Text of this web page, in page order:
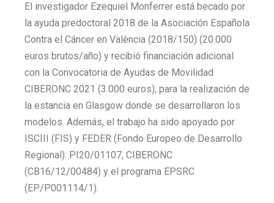
El investigador Ezequiel Monferrer está becado por
la ayuda predoctoral 2018 de la Asociación Española
Contra el Cáncer en València (2018/150) (20.000
euros brutos/año) y recibió financiación adicional
con la Convocatoria de Ayudas de Movilidad
CIBERONC 2021 (3.000 euros), para la realización de
la estancia en Glasgow donde se desarrollaron los
modelos. Además, el trabajo ha sido apoyado por
ISCIII (FIS) y FEDER (Fondo Europeo de Desarrollo
Regional): PI20/01107, CIBERONC
(CB16/12/00484) y el programa EPSRC
(EP/P001114/1).